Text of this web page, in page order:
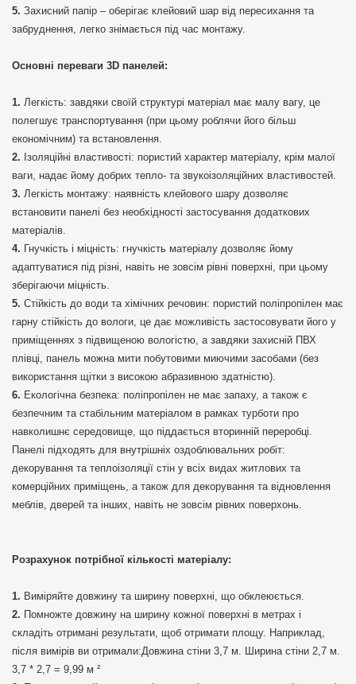
Захисний папір – оберігає клейовий шар від пересихання та
забруднення, легко знімається під час монтажу.
Основні переваги 3D панелей:
Легкість: завдяки своїй структурі матеріал має малу вагу, це
полегшує транспортування (при цьому роблячи його більш
економічним) та встановлення.
Ізоляційні властивості: пористий характер матеріалу, крім малої
ваги, надає йому добрих тепло- та звукоізоляційних властивостей.
Легкість монтажу: наявність клейового шару дозволяє
встановити панелі без необхідності застосування додаткових
матеріалів.
Гнучкість і міцність: гнучкість матеріалу дозволяє йому
адаптуватися під різні, навіть не зовсім рівні поверхні, при цьому
зберігаючи міцність.
Стійкість до води та хімічних речовин: пористий поліпропілен має
гарну стійкість до вологи, це дає можливість застосовувати його у
приміщеннях з підвищеною вологістю, а завдяки захисній ПВХ
плівці, панель можна мити побутовими миючими засобами (без
використання щітки з високою абразивною здатністю).
Екологічна безпека: поліпропілен не має запаху, а також є
безпечним та стабільним матеріалом в рамках турботи про
навколишнє середовище, що піддається вторинній переробці.
Панелі підходять для внутрішніх оздоблювальних робіт:
декорування та теплоізоляції стін у всіх видах житлових та
комерційних приміщень, а також для декорування та відновлення
меблів, дверей та інших, навіть не зовсім рівних поверхонь.
Розрахунок потрібної кількості матеріалу:
Виміряйте довжину та ширину поверхні, що обклеюється.
Помножте довжину на ширину кожної поверхні в метрах і
складіть отримані результати, щоб отримати площу. Наприклад,
після вимірів ви отримали:Довжина стіни 3,7 м. Ширина стіни 2,7 м.
3,7 * 2,7 = 9,99 м ²